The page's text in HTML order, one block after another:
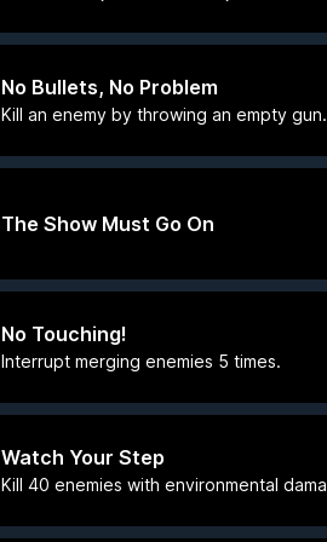
No Bullets, No Problem
Kill an enemy by throwing an empty gun.
The Show Must Go On
No Touching!
Interrupt merging enemies 5 times.
Watch Your Step
Kill 40 enemies with environmental